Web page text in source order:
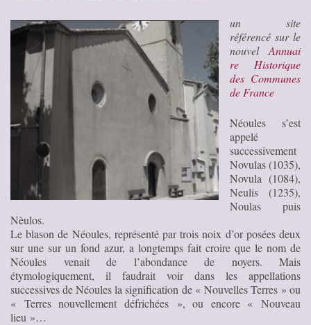
un site
référencé sur le
nouvel Annuai
re Historique
des Communes
de France
Néoules s’est
appelé
successivement
Novulas (1035),
Novula (1084),
Neulis (1235),
Noulas puis
Nèulos.
Le blason de Néoules, représenté par trois noix d’or posées deux
sur une sur un fond azur, a longtemps fait croire que le nom de
Néoules venait de l’abondance de noyers. Mais
étymologiquement, il faudrait voir dans les appellations
successives de Néoules la signification de « Nouvelles Terres » ou
« Terres nouvellement défrichées », ou encore « Nouveau
lieu »…